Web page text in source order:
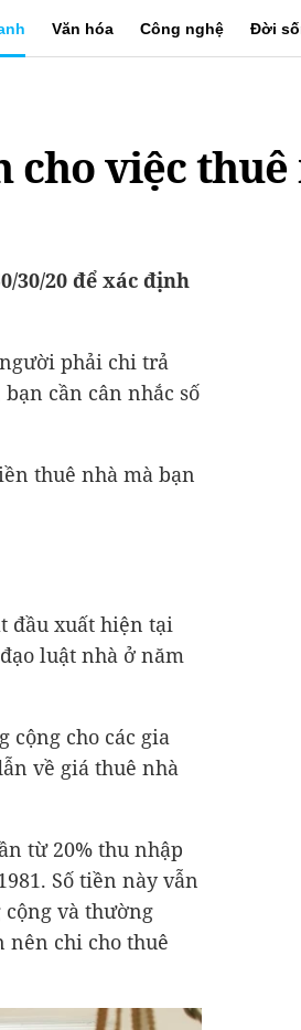
Văn hóa Công nghệ Đời
cho việc thuê
30/20 để xác định
phải chi trả
cần cân nhắc số
thuê nhà mà bạn
đầu xuất hiện tại
luật nhà ở năm
cộng cho các gia
về giá thuê nhà
từ 20% thu nhập
Số tiền này vẫn
và thường
nên chi cho thuê